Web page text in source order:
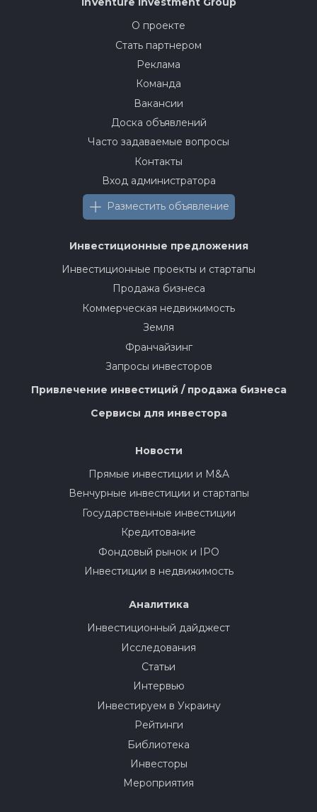
О проекте
Стать партнером
Реклама
Команда
Вакансии
Доска объявлений
Часто задаваемые вопросы
Контакты
Вход администратора
Разместить объявление
Инвестиционные предложения
Инвестиционные проекты и стартапы
Продажа бизнеса
Коммерческая недвижимость
Земля
Франчайзинг
Запросы инвесторов
Привлечение инвестиций / продажа бизнеса
Сервисы для инвестора
Новости
Прямые инвестиции и M&A
Венчурные инвестиции и стартапы
Государственные инвестиции
Кредитование
Фондовый рынок и IPO
Инвестиции в недвижимость
Аналитика
Инвестиционный дайджест
Исследования
Статьи
Интервью
Инвестируем в Украину
Рейтинги
Библиотека
Инвесторы
Мероприятия